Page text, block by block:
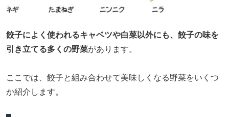
餃子によく使われるキャベツや白菜以外にも、餃子の味を
引き立てる多くの野菜があります。
ここでは、餃子と組み合わせて美味しくなる野菜をいくつ
か紹介します。